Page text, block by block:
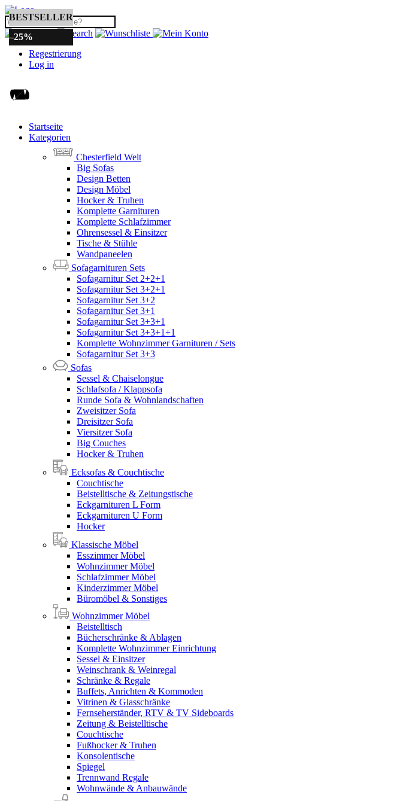
Regestrierung
Log in
Startseite
Kategorien
Chesterfield Welt
Big Sofas
Design Betten
Design Möbel
Hocker & Truhen
Komplette Garnituren
Komplette Schlafzimmer
Ohrensessel & Einsitzer
Tische & Stühle
Wandpaneelen
Sofagarnituren Sets
Sofagarnitur Set 2+2+1
Sofagarnitur Set 3+2+1
Sofagarnitur Set 3+2
Sofagarnitur Set 3+1
Sofagarnitur Set 3+3+1
Sofagarnitur Set 3+3+1+1
Komplette Wohnzimmer Garnituren / Sets
Sofagarnitur Set 3+3
Sofas
Sessel & Chaiselongue
Schlafsofa / Klappsofa
Runde Sofa & Wohnlandschaften
Zweisitzer Sofa
Dreisitzer Sofa
Viersitzer Sofa
Big Couches
Hocker & Truhen
Ecksofas & Couchtische
Couchtische
Beistelltische & Zeitungstische
Eckgarnituren L Form
Eckgarnituren U Form
Hocker
Klassische Möbel
Esszimmer Möbel
Wohnzimmer Möbel
Schlafzimmer Möbel
Kinderzimmer Möbel
Büromöbel & Sonstiges
Wohnzimmer Möbel
Beistelltisch
Bücherschränke & Ablagen
Komplette Wohnzimmer Einrichtung
Sessel & Einsitzer
Weinschrank & Weinregal
Schränke & Regale
Buffets, Anrichten & Kommoden
Vitrinen & Glasschränke
Fernseherständer, RTV & TV Sideboards
Zeitung & Beistelltische
Couchtische
Fußhocker & Truhen
Konsolentische
Spiegel
Trennwand Regale
Wohnwände & Anbauwände
BESTSELLER
–25%